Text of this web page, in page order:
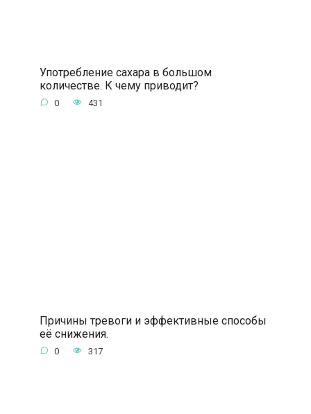
Употребление сахара в большом
количестве. К чему приводит?
0 431
Причины тревоги и эффективные способы
её снижения.
0 317